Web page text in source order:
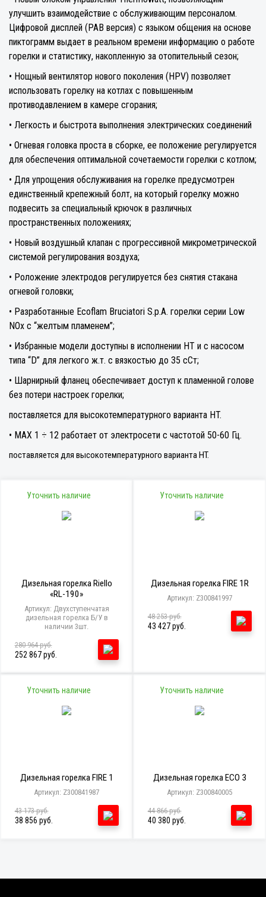
улучшить взаимодействие с обслуживающим персоналом.
Цифровой дисплей (PAB версия) с языком общения на основе
пиктограмм выдает в реальном времени информацию о работе
горелки и статистику, накопленную за отопительный сезон;
• Нощный вентилятор нового поколения (HPV) позволяет
использовать горелку на котлах с повышенным
противодавлением в камере сгорания;
• Легкость и быстрота выполнения электрических соединений
• Огневая головка проста в сборке, ее положение регулируется
для обеспечения оптимальной сочетаемости горелки с котлом;
• Для упрощения обслуживания на горелке предусмотрен
единственный крепежный болт, на который горелку можно
подвесить за специальный крючок в различных
пространственных положениях;
• Новый воздушный клапан с прогрессивной микрометрической
системой регулирования воздуха;
• Роложение электродов регулируется без снятия стакана
огневой головки;
• Разработанные Ecoflam Bruciatori S.p.A. горелки cepии Low
NOx c “желтым плaмeнeм”;
• Избранные модели доступны в исполнении HT и с насосом
типа “D” для легкого ж.т. с вязкостью до 35 сСт;
• Шарнирный фланец обеспечивает доступ к пламенной голове
без потери настроек горелки;
поставляется для высокотемпературного варианта HT.
• MAX 1 ÷ 12 работает от электросети с частотой 50-60 Гц.
поставляется для высокотемпературного варианта HT.
Уточнить наличие
Дизельная горелка Riello
«RL-190»
Артикул: Двухступенчатая
дизельная горелка Б/У в
наличии 3шт.
280 964 руб.
252 867 руб.
Уточнить наличие
Дизельная горелка FIRE 1R
Артикул: Z300841997
48 253 руб.
43 427 руб.
Уточнить наличие
Дизельная горелка FIRE 1
Артикул: Z300841987
43 173 руб.
38 856 руб.
Уточнить наличие
Дизельная горелка ECO 3
Артикул: Z300840005
44 866 руб.
40 380 руб.